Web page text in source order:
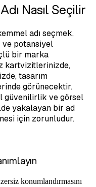
Nasıl Seçilir
adı seçmek,
ve potansiyel
bir marka
kartvizitlerinizde,
tasarım
görünecektir.
güvenilirlik ve görsel
yakalayan bir ad
için zorunludur.
konumlandırmasını